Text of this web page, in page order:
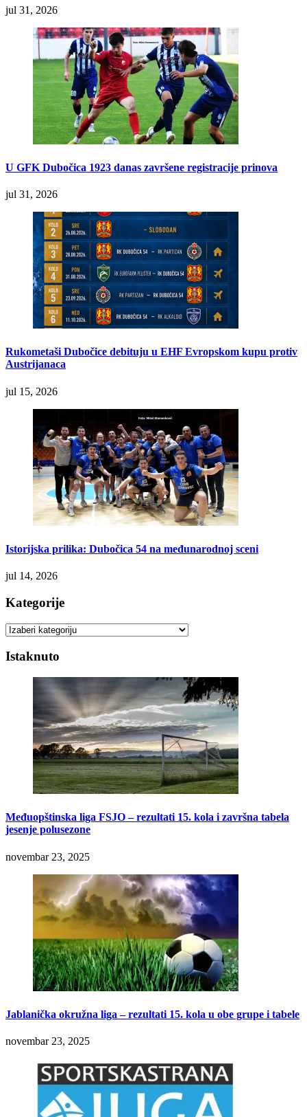
jul 31, 2026
U GFK Dubočica 1923 danas završene registracije prinova
jul 31, 2026
Rukometaši Dubočice debituju u EHF Evropskom kupu protiv
Austrijanaca
jul 15, 2026
Istorijska prilika: Dubočica 54 na međunarodnoj sceni
jul 14, 2026
Kategorije
Kategorije
Istaknuto
Međuopštinska liga FSJO – rezultati 15. kola i završna tabela
jesenje polusezone
novembar 23, 2025
Jablanička okružna liga – rezultati 15. kola u obe grupe i tabele
novembar 23, 2025